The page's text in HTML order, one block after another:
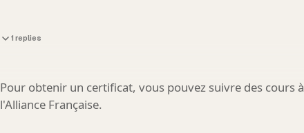
1 replies
Pour obtenir un certificat, vous pouvez suivre des cours à
l'Alliance Française.